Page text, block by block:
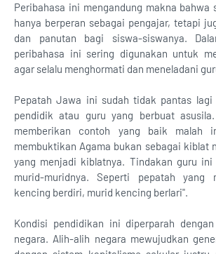
Peribahasa ini mengandung makna bahwa
hanya berperan sebagai pengajar, tetapi
dan panutan bagi siswa-siswanya.
peribahasa ini sering digunakan untuk
agar selalu menghormati dan meneladani
Pepatah Jawa ini sudah tidak pantas lagi
pendidik atau guru yang berbuat
memberikan contoh yang baik malah
membuktikan Agama bukan sebagai kiblat
yang menjadi kiblatnya. Tindakan guru
murid-muridnya. Seperti pepatah yang
kencing berdiri, murid kencing berlari".
Kondisi pendidikan ini diperparah
negara. Alih-alih negara mewujudkan